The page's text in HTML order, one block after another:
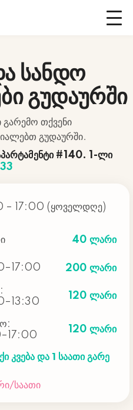
სანდო
გუდაურში
თქვენი
გუდაურში.
#140. 1-ლი
– 17:00 (ყოველდღე)
40 ლარი
200 ლარი
120 ლარი
120 ლარი
კვება და 1 საათი გარე
საათი